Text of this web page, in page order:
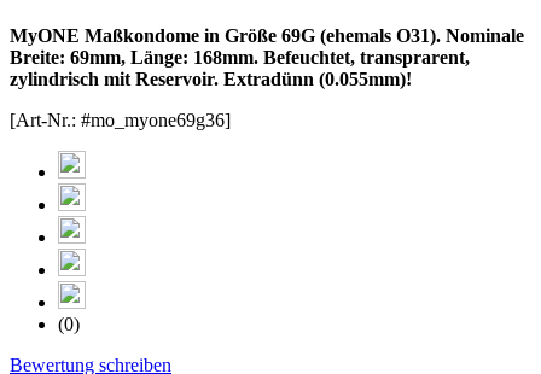
MyONE Maßkondome in Größe 69G (ehemals O31). Nominale
Breite: 69mm, Länge: 168mm. Befeuchtet, transprarent,
zylindrisch mit Reservoir. Extradünn (0.055mm)!
[Art-Nr.: #mo_myone69g36]
(0)
Bewertung schreiben